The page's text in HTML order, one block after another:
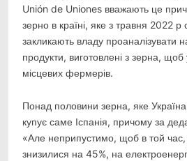
Unión de Uniones вважають це
зерно в країні, яке з травня 2022
закликають владу проаналізувати
продукти, виготовлені з зерна, щоб
місцевих фермерів.
Понад половини зерна, яке
купує саме Іспанія, причому за
«Але неприпустимо, щоб в той час,
знизилися на 45%, на